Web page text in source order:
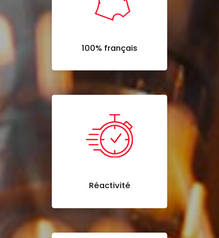
100% français
Réactivité